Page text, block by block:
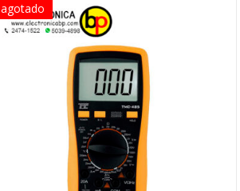
agotado